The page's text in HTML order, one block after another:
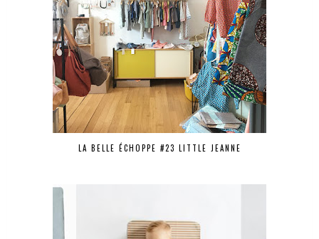
LA BELLE ÉCHOPPE #23 LITTLE JEANNE